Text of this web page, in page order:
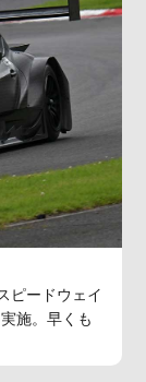
ピードウェイ
施。早くも